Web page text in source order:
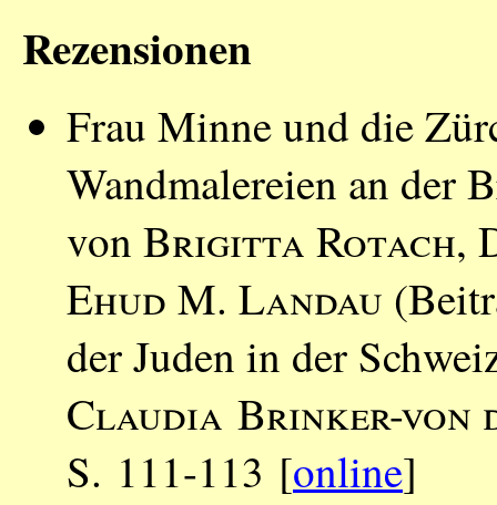
Rezensionen
Frau Minne und die
Wandmalereien an der
von Brigitta Rotach,
Ehud M. Landau
der Juden in der
Claudia Brinker-von
S. 111-113 [online]